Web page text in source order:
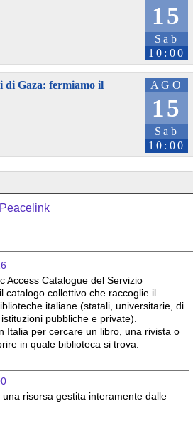
15
Sab
10:00
AGO
15
Sab
10:00
di Gaza: fermiamo il
Access Catalogue del Servizio
catalogo collettivo che raccoglie il
italiane (statali, universitarie, di
pubbliche e private).
Italia per cercare un libro, una rivista o
in quale biblioteca si trova.
una risorsa gestita interamente dalle